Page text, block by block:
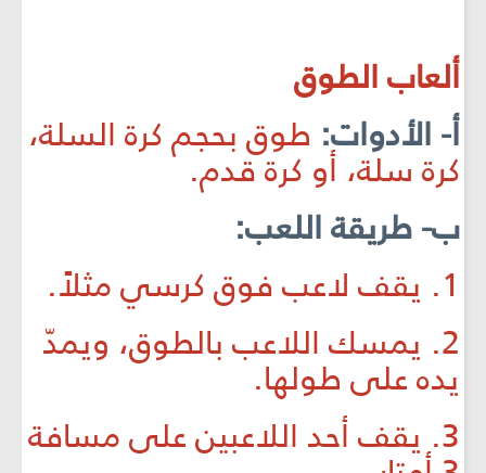
ألعاب الطوق
أ- الأدوات: طوق بحجم كرة السلة،
كرة سلة، أو كرة قدم.
ب- طريقة اللعب:
1. يقف لاعب فوق كرسي مثلاً.
2. يمسك اللاعب بالطوق، ويمدّ
يده على طولها.
3. يقف أحد اللاعبين على مسافة